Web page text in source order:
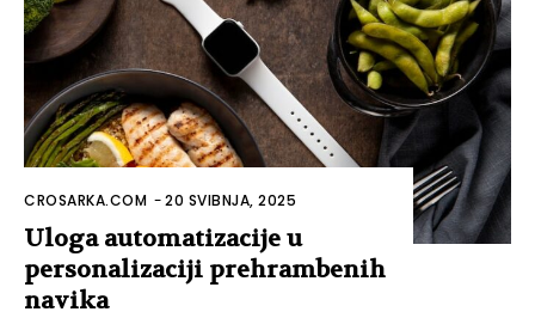
CROSARKA.COM -20 SVIBNJA, 2025
Uloga automatizacije u
personalizaciji prehrambenih
navika